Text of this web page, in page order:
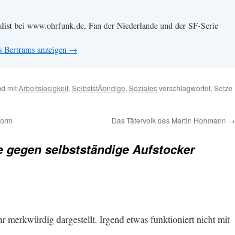
bei www.ohrfunk.de, Fan der Niederlande und der SF-Serie
anzeigen →
mitArbeitslosigkeit, SelbststÃ¤ndige, Sozialesverschlagwortet. Setze
Das Tätervolk des Martin Hohmann →
gegen selbstständige Aufstocker
merkwürdig dargestellt. Irgend etwas funktioniert nicht mit